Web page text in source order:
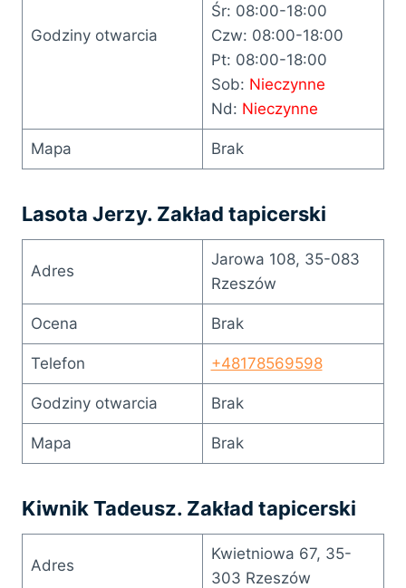
Godziny otwarcia
Śr: 08:00-18:00
Czw: 08:00-18:00
Pt: 08:00-18:00
Sob: Nieczynne
Nd: Nieczynne
Mapa Brak
Lasota Jerzy. Zakład tapicerski
Adres
Jarowa 108, 35-083
Rzeszów
Ocena Brak
Telefon +48178569598
Godziny otwarcia Brak
Mapa Brak
Kiwnik Tadeusz. Zakład tapicerski
Adres
Kwietniowa 67, 35-
303 Rzeszów